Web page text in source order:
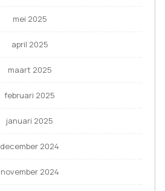
mei 2025
april 2025
maart 2025
februari 2025
januari 2025
december 2024
november 2024